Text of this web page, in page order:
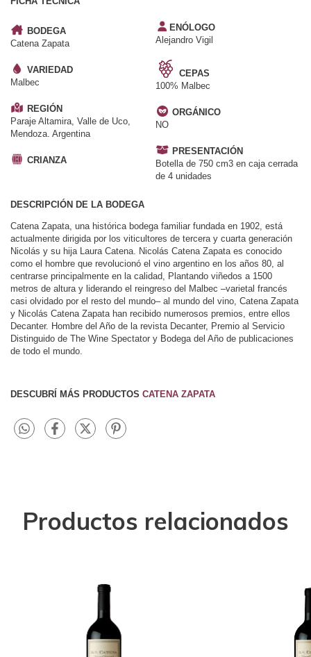
BODEGA
Catena Zapata
VARIEDAD
Malbec
REGIÓN
Paraje Altamira, Valle de Uco,
Mendoza. Argentina
CRIANZA
ENÓLOGO
Alejandro Vigil
CEPAS
100% Malbec
ORGÁNICO
NO
PRESENTACIÓN
Botella de 750 cm3 en caja cerrada
de 4 unidades
DESCRIPCIÓN DE LA BODEGA
Catena Zapata, una histórica bodega familiar fundada en 1902, está
actualmente dirigida por los viticultores de tercera y cuarta generación
Nicolás y su hija Laura Catena. Nicolás Catena Zapata es conocido
como el hombre que revolucionó el vino argentino en los años 80, al
centrarse principalmente en la calidad, Plantando viñedos a 1500
metros de altura y liderando el reingreso del Malbec –varietal francés
casi olvidado por el resto del mundo– al mundo del vino, Catena Zapata
y Nicolás Catena Zapata han recibido numerosos premios, entre ellos
Decanter. Hombre del Año de la revista Decanter, Premio al Servicio
Distinguido de The Wine Spectator y Bodega del Año de publicaciones
de todo el mundo.
DESCUBRÍ MÁS PRODUCTOS CATENA ZAPATA
Productos relacionados